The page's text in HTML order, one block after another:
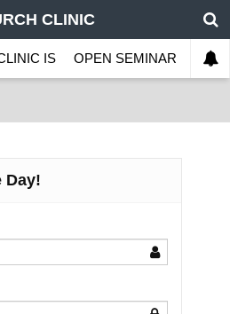
CLINIC
IS OPEN SEMINAR
Day!